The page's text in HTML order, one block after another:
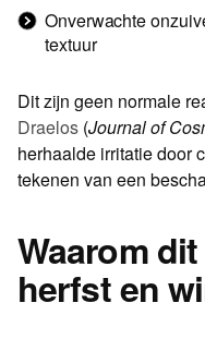
Onverwachte
textuur
Dit zijn geen normale
Draelos (Journal of
herhaalde irritatie door
tekenen van een
Waarom
herfst en